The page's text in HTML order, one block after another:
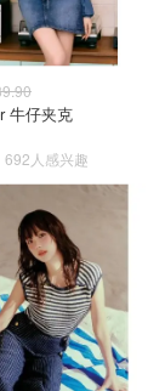
牛仔夹克
692人感兴趣